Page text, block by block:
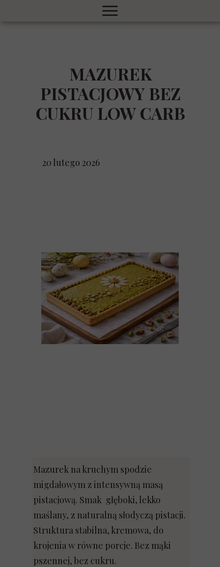
20 lutego 2026
MAZUREK
PISTACJOWY BEZ
CUKRU LOW CARB
Mazurek na kruchym spodzie
migdałowym z intensywną masą
pistacjową. Smak głęboki, lekko
maślany, z naturalną słodyczą pistacji.
Struktura stabilna, kremowa, do
krojenia w równe porcje. Bez mąki
pszennej, bez cukru.